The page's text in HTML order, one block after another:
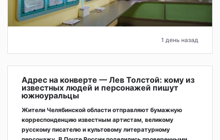
1 день назад
Адрес на конверте — Лев Толстой: кому из
известных людей и персонажей пишут
южноуральцы
Жители Челябинской области отправляют бумажную
корреспонденцию известным артистам, великому
русскому писателю и культовому литературному